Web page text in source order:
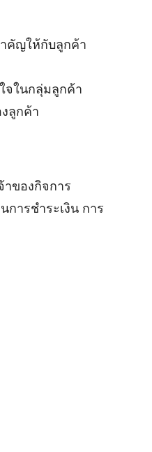
คัญให้กับลูกค้า
จในกลุ่มลูกค้า
ลูกค้า
าของกิจการ
ารชำระเงิน การ